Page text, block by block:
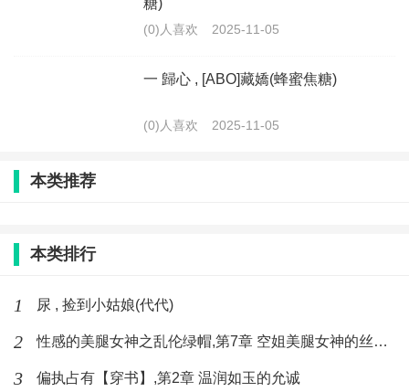
糖)
(0)人喜欢 2025-11-05
一 歸心 , [ABO]藏嬌(蜂蜜焦糖)
(0)人喜欢 2025-11-05
本类推荐
本类排行
1 尿 , 捡到小姑娘(代代)
2 性感的美腿女神之乱伦绿帽,第7章 空姐美腿女神的丝袜足交
3 偏执占有【穿书】,第2章 温润如玉的允诚